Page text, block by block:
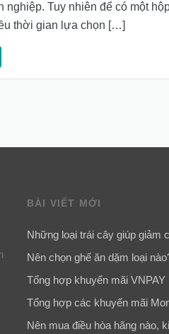
nghiệp. Tuy nhiên để có một
thời gian lựa chọn […]
BÀI VIẾT MỚI
Những loại trái cây giúp giảm
Nên chọn ghế ăn dặm loại
Tổng hợp khuyến mãi VNPAY
Tổng hợp các khuyến mãi
Nên mua điều hòa hãng nào,